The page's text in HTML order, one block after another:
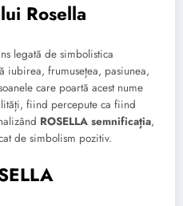
Rosella
legată de simbolistica
iubirea, frumusețea, pasiunea,
care poartă acest nume
fiind percepute ca fiind
ROSELLA semnificația,
de simbolism pozitiv.